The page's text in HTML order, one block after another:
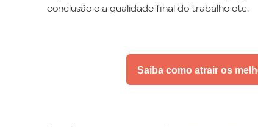
conclusão e a qualidade final do trabalho etc.
Saiba como atrair os